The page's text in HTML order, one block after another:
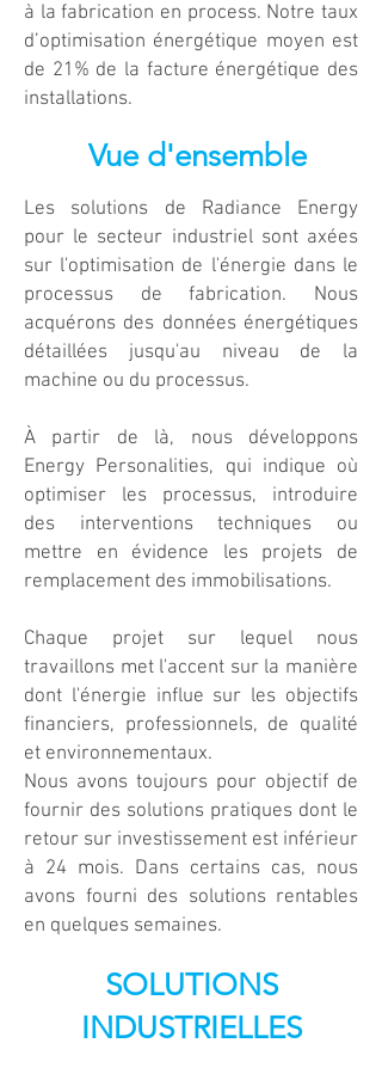
à la fabrication en process. Notre taux
d’optimisation énergétique moyen est
de 21% de la facture énergétique des
installations.
Vue d'ensemble
Les solutions de Radiance Energy
pour le secteur industriel sont axées
sur l'optimisation de l'énergie dans le
processus de fabrication. Nous
acquérons des données énergétiques
détaillées jusqu'au niveau de la
machine ou du processus.
À partir de là, nous développons
Energy Personalities, qui indique où
optimiser les processus, introduire
des interventions techniques ou
mettre en évidence les projets de
remplacement des immobilisations.
Chaque projet sur lequel nous
travaillons met l'accent sur la manière
dont l'énergie influe sur les objectifs
financiers, professionnels, de qualité
et environnementaux.
Nous avons toujours pour objectif de
fournir des solutions pratiques dont le
retour sur investissement est inférieur
à 24 mois. Dans certains cas, nous
avons fourni des solutions rentables
en quelques semaines.
SOLUTIONS
INDUSTRIELLES